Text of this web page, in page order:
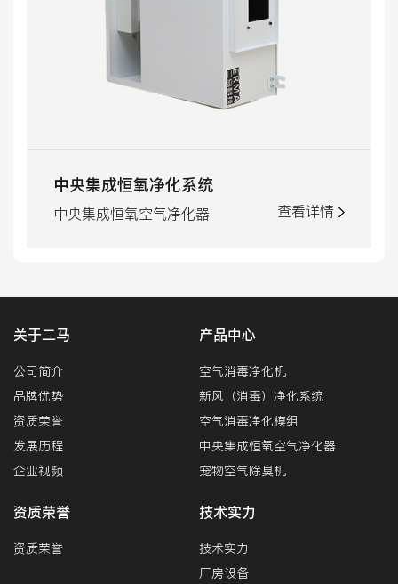
中央集成恒氧净化系统
中央集成恒氧空气净化器 查看详情
关于二马
公司简介
品牌优势
资质荣誉
发展历程
企业视频
产品中心
空气消毒净化机
新风（消毒）净化系统
空气消毒净化模组
中央集成恒氧空气净化器
宠物空气除臭机
资质荣誉
资质荣誉
技术实力
技术实力
厂房设备